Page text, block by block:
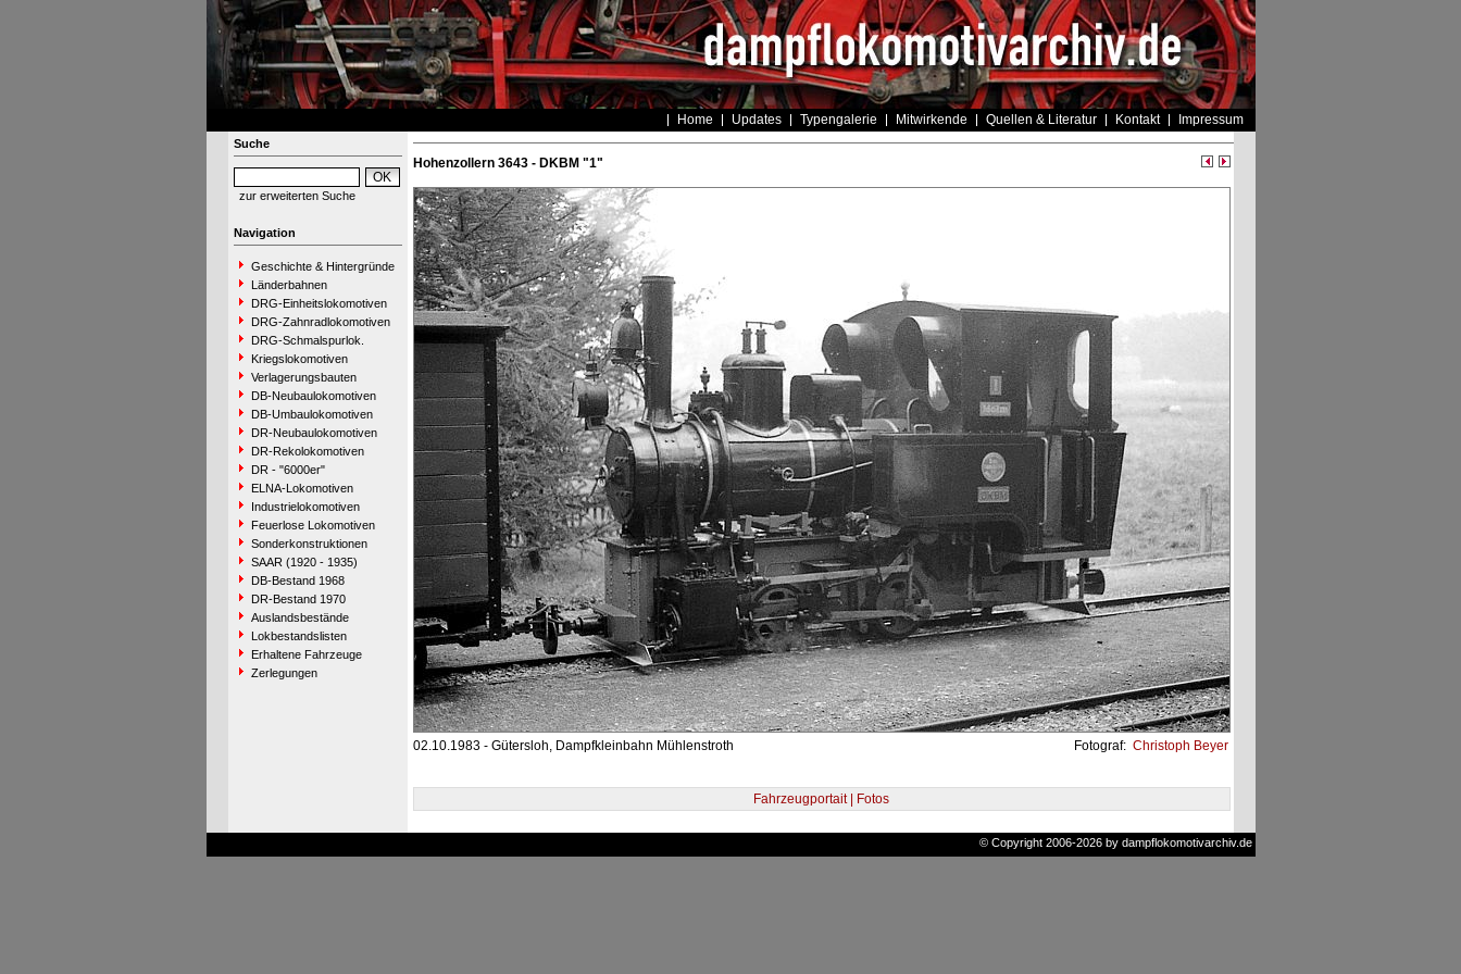
Home Updates Typengalerie Mitwirkende Quellen & Literatur Kontakt Impressum
Suche
zur erweiterten Suche
Navigation
Geschichte & Hintergründe
Länderbahnen
DRG-Einheitslokomotiven
DRG-Zahnradlokomotiven
DRG-Schmalspurlok.
Kriegslokomotiven
Verlagerungsbauten
DB-Neubaulokomotiven
DB-Umbaulokomotiven
DR-Neubaulokomotiven
DR-Rekolokomotiven
DR - "6000er"
ELNA-Lokomotiven
Industrielokomotiven
Feuerlose Lokomotiven
Sonderkonstruktionen
SAAR (1920 - 1935)
DB-Bestand 1968
DR-Bestand 1970
Auslandsbestände
Lokbestandslisten
Erhaltene Fahrzeuge
Zerlegungen
Hohenzollern 3643 - DKBM "1"
02.10.1983 - Gütersloh, Dampfkleinbahn Mühlenstroth Fotograf: Christoph Beyer
Fahrzeugportait | Fotos
© Copyright 2006-2026 by dampflokomotivarchiv.de